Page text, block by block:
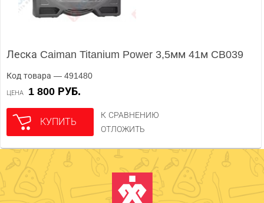
Леска Caiman Titanium Power 3,5мм 41м CB039
Код товара — 491480
ЦЕНА 1 800 РУБ.
КУПИТЬ
К СРАВНЕНИЮ
ОТЛОЖИТЬ